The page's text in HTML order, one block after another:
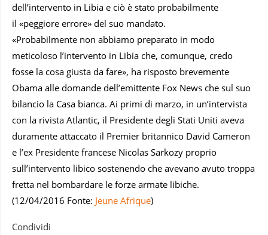
dell’intervento in Libia e ciò è stato probabilmente
il «peggiore errore» del suo mandato.
«Probabilmente non abbiamo preparato in modo
meticoloso l’intervento in Libia che, comunque, credo
fosse la cosa giusta da fare», ha risposto brevemente
Obama alle domande dell’emittente Fox News che sul suo
bilancio la Casa bianca. Ai primi di marzo, in un’intervista
con la rivista Atlantic, il Presidente degli Stati Uniti aveva
duramente attaccato il Premier britannico David Cameron
e l’ex Presidente francese Nicolas Sarkozy proprio
sull’intervento libico sostenendo che avevano avuto troppa
fretta nel bombardare le forze armate libiche.
(12/04/2016 Fonte: Jeune Afrique)
Condividi